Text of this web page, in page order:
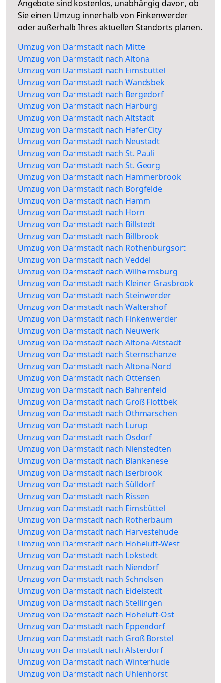
Angebote sind kostenlos, unabhängig davon, ob
Sie einen Umzug innerhalb von Finkenwerder
oder außerhalb Ihres aktuellen Standorts planen.
Umzug von Darmstadt nach Mitte
Umzug von Darmstadt nach Altona
Umzug von Darmstadt nach Eimsbüttel
Umzug von Darmstadt nach Wandsbek
Umzug von Darmstadt nach Bergedorf
Umzug von Darmstadt nach Harburg
Umzug von Darmstadt nach Altstadt
Umzug von Darmstadt nach HafenCity
Umzug von Darmstadt nach Neustadt
Umzug von Darmstadt nach St. Pauli
Umzug von Darmstadt nach St. Georg
Umzug von Darmstadt nach Hammerbrook
Umzug von Darmstadt nach Borgfelde
Umzug von Darmstadt nach Hamm
Umzug von Darmstadt nach Horn
Umzug von Darmstadt nach Billstedt
Umzug von Darmstadt nach Billbrook
Umzug von Darmstadt nach Rothenburgsort
Umzug von Darmstadt nach Veddel
Umzug von Darmstadt nach Wilhelmsburg
Umzug von Darmstadt nach Kleiner Grasbrook
Umzug von Darmstadt nach Steinwerder
Umzug von Darmstadt nach Waltershof
Umzug von Darmstadt nach Finkenwerder
Umzug von Darmstadt nach Neuwerk
Umzug von Darmstadt nach Altona-Altstadt
Umzug von Darmstadt nach Sternschanze
Umzug von Darmstadt nach Altona-Nord
Umzug von Darmstadt nach Ottensen
Umzug von Darmstadt nach Bahrenfeld
Umzug von Darmstadt nach Groß Flottbek
Umzug von Darmstadt nach Othmarschen
Umzug von Darmstadt nach Lurup
Umzug von Darmstadt nach Osdorf
Umzug von Darmstadt nach Nienstedten
Umzug von Darmstadt nach Blankenese
Umzug von Darmstadt nach Iserbrook
Umzug von Darmstadt nach Sülldorf
Umzug von Darmstadt nach Rissen
Umzug von Darmstadt nach Eimsbüttel
Umzug von Darmstadt nach Rotherbaum
Umzug von Darmstadt nach Harvestehude
Umzug von Darmstadt nach Hoheluft-West
Umzug von Darmstadt nach Lokstedt
Umzug von Darmstadt nach Niendorf
Umzug von Darmstadt nach Schnelsen
Umzug von Darmstadt nach Eidelstedt
Umzug von Darmstadt nach Stellingen
Umzug von Darmstadt nach Hoheluft-Ost
Umzug von Darmstadt nach Eppendorf
Umzug von Darmstadt nach Groß Borstel
Umzug von Darmstadt nach Alsterdorf
Umzug von Darmstadt nach Winterhude
Umzug von Darmstadt nach Uhlenhorst